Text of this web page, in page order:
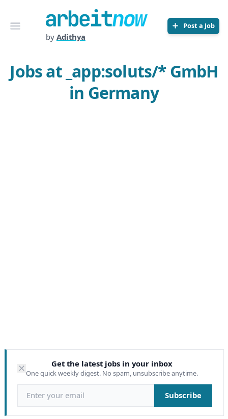
Open menu
Arbeitnow
by Adithya
Post a Job
Jobs at _app:soluts/* GmbH
in Germany
Get the latest jobs in your inbox
One quick weekly digest. No spam, unsubscribe anytime.
Email address Subscribe